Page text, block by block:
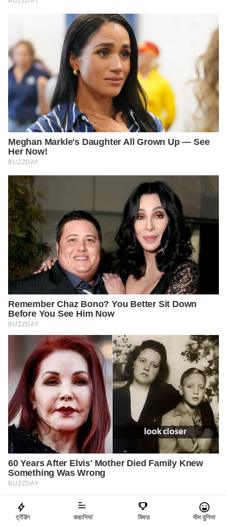
ट्रेंडिंग कहानियां क्विज़ मीम दुनिया